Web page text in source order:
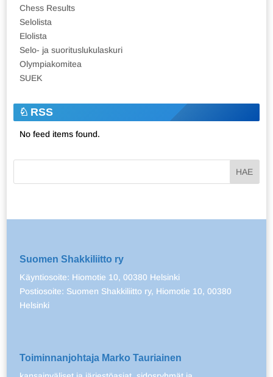
Chess Results
Selolista
Elolista
Selo- ja suorituslukulaskuri
Olympiakomitea
SUEK
RSS
No feed items found.
Suomen Shakkiliitto ry
Käyntiosoite: Hiomotie 10, 00380 Helsinki
Postiosoite: Suomen Shakkiliitto ry, Hiomotie 10, 00380
Helsinki
Toiminnanjohtaja Marko Tauriainen